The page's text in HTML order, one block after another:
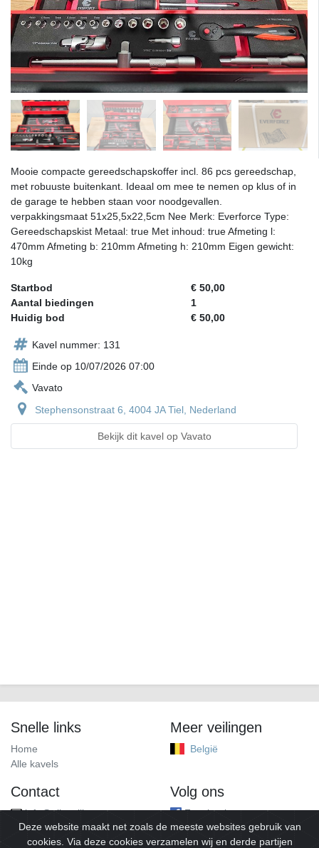
Mooie compacte gereedschapskoffer incl. 86 pcs gereedschap,
met robuuste buitenkant. Ideaal om mee te nemen op klus of in
de garage te hebben staan voor noodgevallen.
verpakkingsmaat 51x25,5x22,5cm Nee Merk: Everforce Type:
Gereedschapskist Metaal: true Met inhoud: true Afmeting l:
470mm Afmeting b: 210mm Afmeting h: 210mm Eigen gewicht:
10kg
Startbod
€ 50,00
Aantal biedingen
1
Huidig bod
€ 50,00
Kavel nummer: 131
Einde op 10/07/2026 07:00
Vavato
Stephensonstraat 6, 4004 JA Tiel, Nederland
Bekijk dit kavel op Vavato
Snelle links
Home
Alle kavels
Meer veilingen
België
Contact
info@alleveilingen.net
Volg ons
Facebook
Deze website maakt net zoals de meeste websites gebruik van
cookies. Via deze cookies verzamelen wij en derde partijen